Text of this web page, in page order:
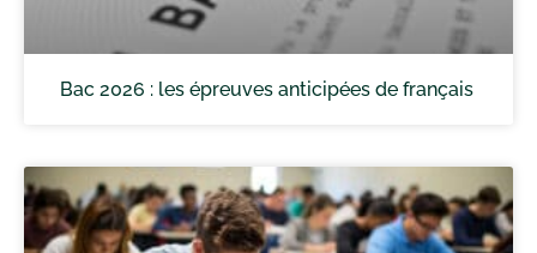
Bac 2026 : les épreuves anticipées de français